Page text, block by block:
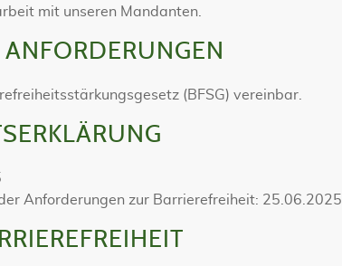
mit unseren Mandanten.
(BFSG) vereinbar.
Anforderungen zur Barrierefreiheit: 25.06.2025